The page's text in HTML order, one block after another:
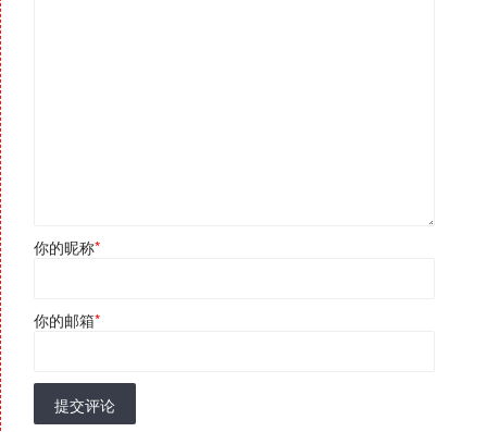
你的昵称*
你的邮箱*
提交评论